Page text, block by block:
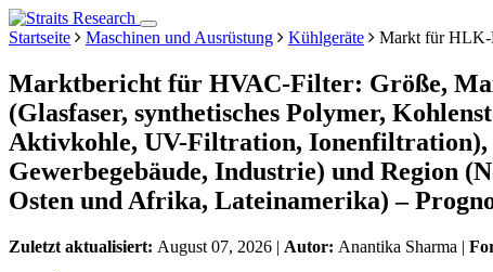
Startseite Maschinen und Ausrüstung Kühlgeräte Markt für HLK-
Marktbericht für HVAC-Filter: Größe,
(Glasfaser, synthetisches Polymer,
Aktivkohle, UV-Filtration, Ionenfiltration),
Gewerbegebäude, Industrie) und Region
Osten und Afrika, Lateinamerika) –
Zuletzt aktualisiert: August 07, 2026 | Autor: Anantika Sharma |